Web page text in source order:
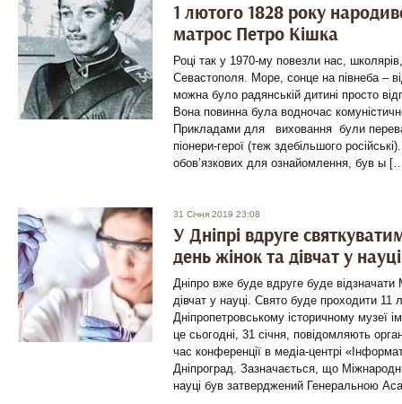
1 лютого 1828 року
матрос Петро Кішка
Році так у 1970-му повезли нас,
Севастополя. Море, сонце на півнеба –
можна було радянській дитині просто
Вона повинна була водночас
Прикладами для виховання були
піонери-герої (теж здебільшого
обов’язкових для ознайомлення, був ы
31 Січня 2019 23:08
У Дніпрі вдруге
день жінок та дівчат у науці
Дніпро вже буде вдруге буде відзначати
дівчат у науці. Свято буде проходити 11
Дніпропетровському історичному музеї
це сьогодні, 31 січня, повідомляють
час конференції в медіа-центрі
Дніпроград. Зазначається, що
науці був затверджений Генеральною